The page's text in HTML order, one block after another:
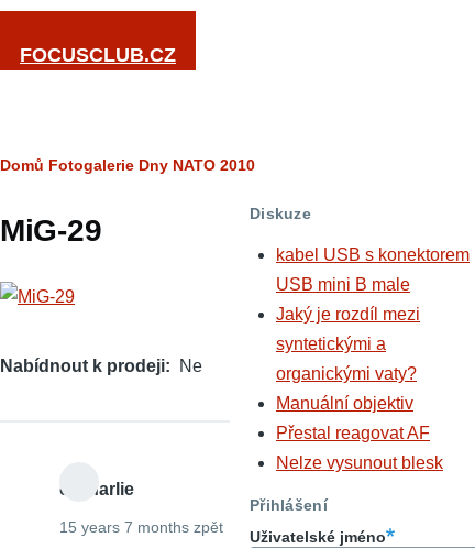
Přejít k hlavnímu obsahu
FOCUSCLUB.CZ
Drobečková
Domů Fotogalerie Dny NATO 2010
MiG-29
Nabídnout k prodeji Ne
czcharlie
15 years 7 months zpět
Diskuze
kabel USB s konektorem
USB mini B male
Jaký je rozdíl mezi
syntetickými a
organickými vaty?
Manuální objektiv
Přestal reagovat AF
Nelze vysunout blesk
Přihlášení
Uživatelské jméno